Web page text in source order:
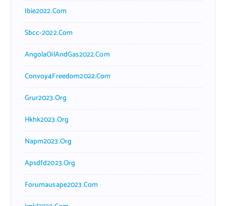
Ibie2022.com
Sbcc-2022.com
AngolaOilAndGas2022.com
Convoy4Freedom2022.com
Grur2023.org
Hkhk2023.org
Napm2023.org
Apsdfd2023.org
Forumausape2023.com